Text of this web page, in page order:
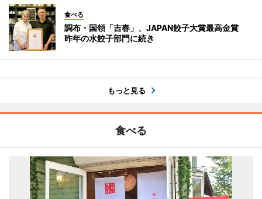
食べる
調布・国領「吉春」、JAPAN餃子大賞最高金賞
昨年の水餃子部門に続き
もっと見る
食べる